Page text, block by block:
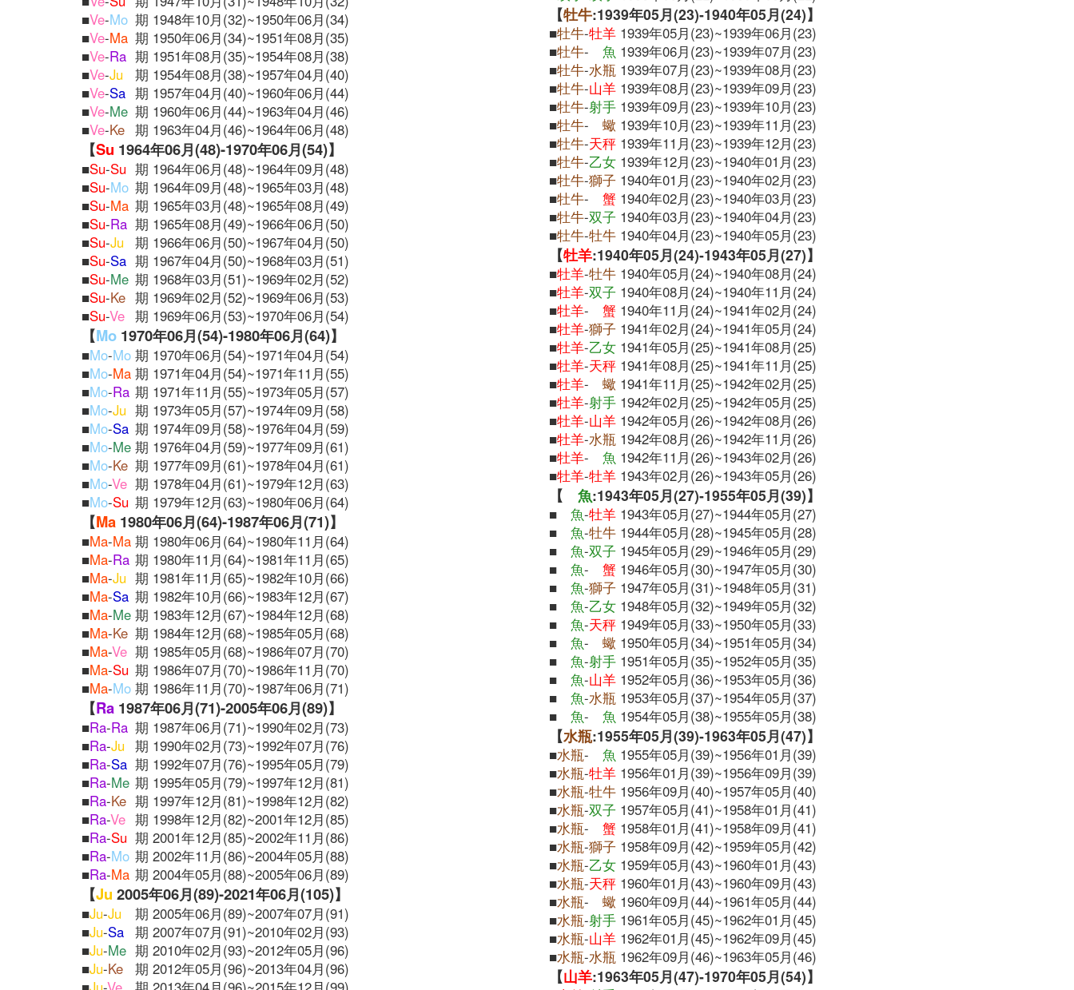
■Ve-Mo 期 1948年10月(32)~1950年06月(34)
■Ve-Ma 期 1950年06月(34)~1951年08月(35)
■Ve-Ra 期 1951年08月(35)~1954年08月(38)
■Ve-Ju
期 1954年08月(38)~1957年04月(40)
■Ve-Sa 期 1957年04月(40)~1960年06月(44)
■Ve-Me 期 1960年06月(44)~1963年04月(46)
■Ve-Ke 期 1963年04月(46)~1964年06月(48)
【Su 1964年06月(48)-1970年06月(54)】
■Su-Su 期 1964年06月(48)~1964年09月(48)
■Su-Mo 期 1964年09月(48)~1965年03月(48)
■Su-Ma 期 1965年03月(48)~1965年08月(49)
■Su-Ra 期 1965年08月(49)~1966年06月(50)
■Su-Ju
期 1966年06月(50)~1967年04月(50)
■Su-Sa 期 1967年04月(50)~1968年03月(51)
■Su-Me 期 1968年03月(51)~1969年02月(52)
■Su-Ke 期 1969年02月(52)~1969年06月(53)
■Su-Ve 期 1969年06月(53)~1970年06月(54)
【Mo 1970年06月(54)-1980年06月(64)】
■Mo-Mo 期 1970年06月(54)~1971年04月(54)
■Mo-Ma 期 1971年04月(54)~1971年11月(55)
■Mo-Ra 期 1971年11月(55)~1973年05月(57)
■Mo-Ju 期 1973年05月(57)~1974年09月(58)
■Mo-Sa 期 1974年09月(58)~1976年04月(59)
■Mo-Me 期 1976年04月(59)~1977年09月(61)
■Mo-Ke 期 1977年09月(61)~1978年04月(61)
■Mo-Ve 期 1978年04月(61)~1979年12月(63)
■Mo-Su 期 1979年12月(63)~1980年06月(64)
【Ma 1980年06月(64)-1987年06月(71)】
■Ma-Ma 期 1980年06月(64)~1980年11月(64)
■Ma-Ra 期 1980年11月(64)~1981年11月(65)
■Ma-Ju 期 1981年11月(65)~1982年10月(66)
■Ma-Sa 期 1982年10月(66)~1983年12月(67)
■Ma-Me 期 1983年12月(67)~1984年12月(68)
■Ma-Ke 期 1984年12月(68)~1985年05月(68)
■Ma-Ve 期 1985年05月(68)~1986年07月(70)
■Ma-Su 期 1986年07月(70)~1986年11月(70)
■Ma-Mo 期 1986年11月(70)~1987年06月(71)
【Ra 1987年06月(71)-2005年06月(89)】
■Ra-Ra 期 1987年06月(71)~1990年02月(73)
■Ra-Ju 期 1990年02月(73)~1992年07月(76)
■Ra-Sa 期 1992年07月(76)~1995年05月(79)
■Ra-Me 期 1995年05月(79)~1997年12月(81)
■Ra-Ke 期 1997年12月(81)~1998年12月(82)
■Ra-Ve 期 1998年12月(82)~2001年12月(85)
■Ra-Su 期 2001年12月(85)~2002年11月(86)
■Ra-Mo 期 2002年11月(86)~2004年05月(88)
■Ra-Ma 期 2004年05月(88)~2005年06月(89)
【Ju 2005年06月(89)-2021年06月(105)】
■Ju-Ju
期 2005年06月(89)~2007年07月(91)
■Ju-Sa 期 2007年07月(91)~2010年02月(93)
■Ju-Me 期 2010年02月(93)~2012年05月(96)
■Ju-Ke
期 2012年05月(96)~2013年04月(96)
【牡牛:1939年05月(23)-1940年05月(24)】
■牡牛-牡羊 1939年05月(23)~1939年06月(23)
■牡牛- 魚 1939年06月(23)~1939年07月(23)
■牡牛-水瓶 1939年07月(23)~1939年08月(23)
■牡牛-山羊 1939年08月(23)~1939年09月(23)
■牡牛-射手 1939年09月(23)~1939年10月(23)
■牡牛- 蠍 1939年10月(23)~1939年11月(23)
■牡牛-天秤 1939年11月(23)~1939年12月(23)
■牡牛-乙女 1939年12月(23)~1940年01月(23)
■牡牛-獅子 1940年01月(23)~1940年02月(23)
■牡牛- 蟹 1940年02月(23)~1940年03月(23)
■牡牛-双子 1940年03月(23)~1940年04月(23)
■牡牛-牡牛 1940年04月(23)~1940年05月(23)
【牡羊:1940年05月(24)-1943年05月(27)】
■牡羊-牡牛 1940年05月(24)~1940年08月(24)
■牡羊-双子 1940年08月(24)~1940年11月(24)
■牡羊- 蟹 1940年11月(24)~1941年02月(24)
■牡羊-獅子 1941年02月(24)~1941年05月(24)
■牡羊-乙女 1941年05月(25)~1941年08月(25)
■牡羊-天秤 1941年08月(25)~1941年11月(25)
■牡羊- 蠍 1941年11月(25)~1942年02月(25)
■牡羊-射手 1942年02月(25)~1942年05月(25)
■牡羊-山羊 1942年05月(26)~1942年08月(26)
■牡羊-水瓶 1942年08月(26)~1942年11月(26)
■牡羊- 魚 1942年11月(26)~1943年02月(26)
■牡羊-牡羊 1943年02月(26)~1943年05月(26)
【 魚:1943年05月(27)-1955年05月(39)】
■ 魚-牡羊 1943年05月(27)~1944年05月(27)
■ 魚-牡牛 1944年05月(28)~1945年05月(28)
■ 魚-双子 1945年05月(29)~1946年05月(29)
■ 魚- 蟹 1946年05月(30)~1947年05月(30)
■ 魚-獅子 1947年05月(31)~1948年05月(31)
■ 魚-乙女 1948年05月(32)~1949年05月(32)
■ 魚-天秤 1949年05月(33)~1950年05月(33)
■ 魚- 蠍 1950年05月(34)~1951年05月(34)
■ 魚-射手 1951年05月(35)~1952年05月(35)
■ 魚-山羊 1952年05月(36)~1953年05月(36)
■ 魚-水瓶 1953年05月(37)~1954年05月(37)
■ 魚- 魚 1954年05月(38)~1955年05月(38)
【水瓶:1955年05月(39)-1963年05月(47)】
■水瓶- 魚 1955年05月(39)~1956年01月(39)
■水瓶-牡羊 1956年01月(39)~1956年09月(39)
■水瓶-牡牛 1956年09月(40)~1957年05月(40)
■水瓶-双子 1957年05月(41)~1958年01月(41)
■水瓶- 蟹 1958年01月(41)~1958年09月(41)
■水瓶-獅子 1958年09月(42)~1959年05月(42)
■水瓶-乙女 1959年05月(43)~1960年01月(43)
■水瓶-天秤 1960年01月(43)~1960年09月(43)
■水瓶- 蠍 1960年09月(44)~1961年05月(44)
■水瓶-射手 1961年05月(45)~1962年01月(45)
■水瓶-山羊 1962年01月(45)~1962年09月(45)
■水瓶-水瓶 1962年09月(46)~1963年05月(46)
【山羊:1963年05月(47)-1970年05月(54)】